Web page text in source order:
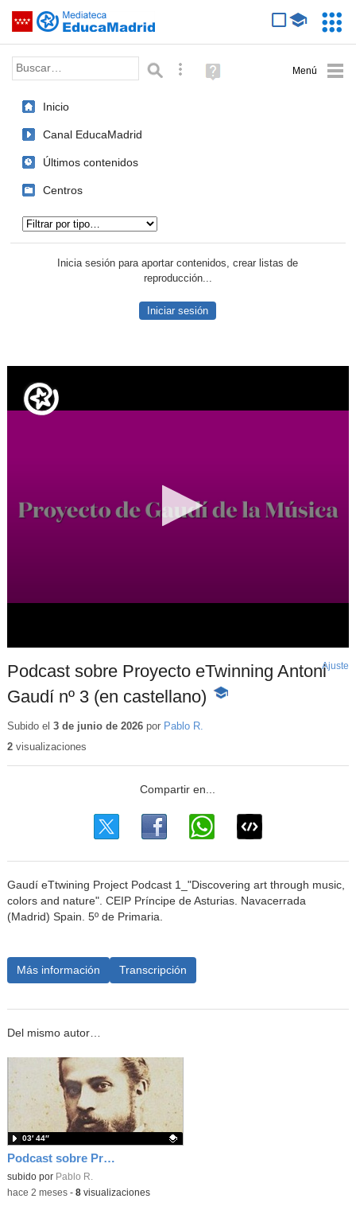
Saltar navegación
Palabra o frase: Búsqueda avanzada
Ayuda
(en
Inicio
Canal EducaMadrid
Últimos contenidos
Centros
Inicia sesión para aportar contenidos, crear listas de
reproducción...
Iniciar sesión
Podcast sobre Proyecto eTwinning Antoni
Gaudí nº 3 (en castellano)
-
Ajuste
Subido el 3 de junio de 2026por Pablo R.
2visualizaciones
Gaudí eTtwining Project Podcast 1_"Discovering art through music,
colors and nature". CEIP Príncipe de Asturias. Navacerrada
(Madrid) Spain. 5º de Primaria.
Más información Transcripción
Del mismo autor…
Podcast sobre Proyecto eTwinning Antoni Gaudí nº 8 (en castellano)
Contenido educativo.
subido por Pablo R.
03′ 44″
-hace 2 meses- 8visualizaciones